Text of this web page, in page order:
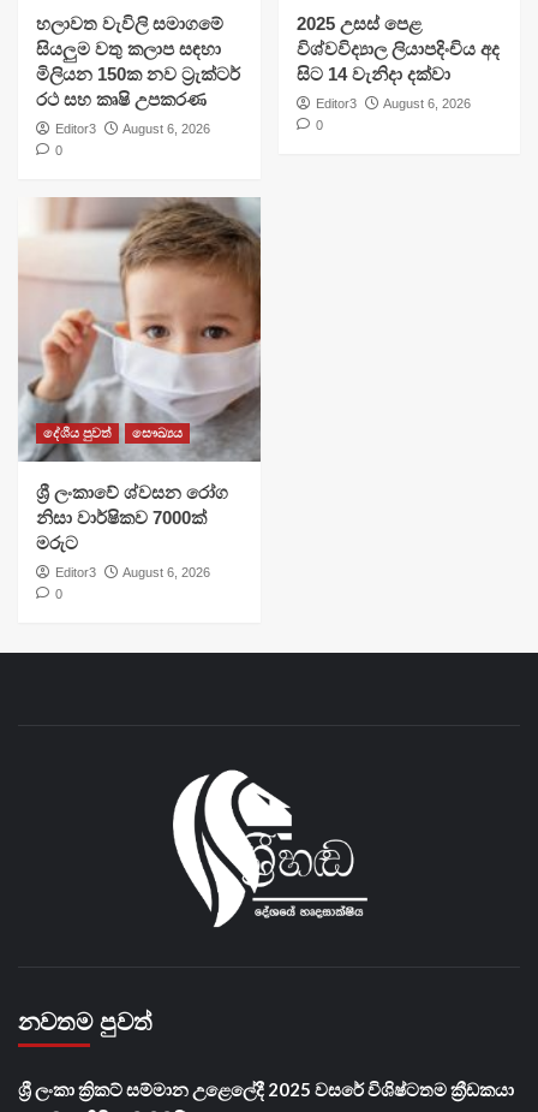
හලාවත වැවිලි සමාගමේ
සියලුම වතු කලාප සඳහා
මිලියන 150ක නව ට්‍රැක්ටර්
රථ සහ කෘෂි උපකරණ
Editor3
August 6, 2026
0
​2025 උසස් පෙළ
විශ්වවිද්‍යාල ලියාපදිංචිය අද
සිට 14 වැනිදා දක්වා
Editor3
August 6, 2026
0
දේශීය පුවත් සෞඛ්‍යය
ශ්‍රී ලංකාවේ ශ්වසන රෝග
නිසා වාර්ෂිකව 7000ක්
මරුට
Editor3
August 6, 2026
0
නවතම පුවත්
​ශ්‍රී ලංකා ක්‍රිකට් සම්මාන උළෙලේදී 2025 වසරේ විශිෂ්ටතම ක්‍රීඩකයා